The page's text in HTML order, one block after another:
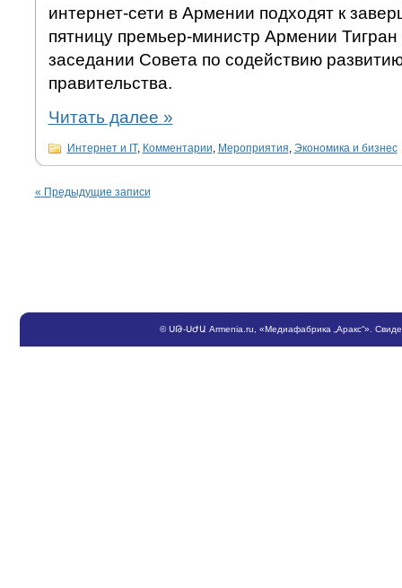
интернет-сети в Армении подходят к
пятницу премьер-министр Армении
заседании Совета по содействию
правительства.
Читать далее »
Интернет и IT, Комментарии, Мероприятия, Экономика и бизнес
« Предыдущие записи
©ՍԹ-ՍԺԱ Armenia.ru , «Медиафабрика „Аракс“».